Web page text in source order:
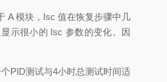
A 模块，Isc 值在恢复步骤中几
示很小的 Isc 参数的变化。因
PID测试与4小时总测试时间适